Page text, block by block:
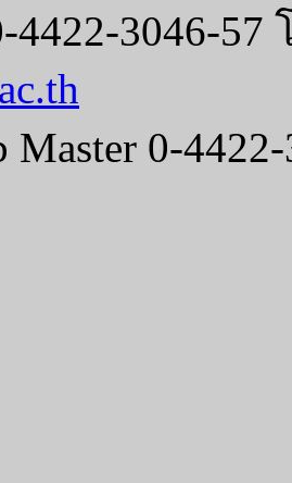
3046-57
0-